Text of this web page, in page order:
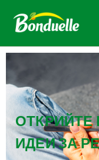
ИДЕИ ЗА